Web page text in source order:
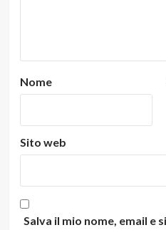
Nome
Sito web
Salva il mio nome, email e